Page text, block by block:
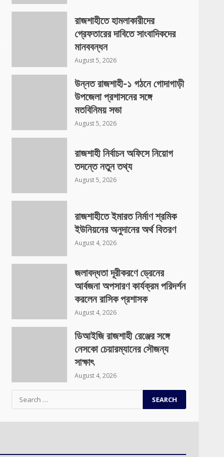
রাজশাহীতে হামলাকারীদের
গ্রেফতারের দাবিতে সাংবাদিকদের
মানববন্ধন
August 5, 2026
উন্নত রাজশাহী-১ গঠনে গোদাগাড়ী
উপজেলা প্রশাসনের সঙ্গে
মতবিনিময় সভা
August 5, 2026
রাজশাহী নির্বাচন অফিসে নিয়োগ
তদন্তে নতুন তথ্য
August 5, 2026
রাজশাহীতে ইমারত নির্মাণ শ্রমিক
ইউনিয়নের অনুদানের অর্থ বিতরণ
August 4, 2026
জলাবদ্ধতা দূরীকরণে ড্রেনের
আর্বজনা অপসারণ কার্যক্রম পরিদর্শন
করলেন রাসিক প্রশাসক
August 4, 2026
ডিআইজি রাজশাহী রেঞ্জের সঙ্গে
নেসকো চেয়ারম্যানের সৌজন্য
সাক্ষাৎ
August 4, 2026
Search
for: